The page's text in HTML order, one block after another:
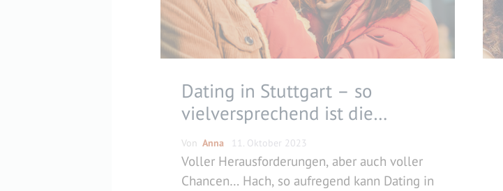
Dating in Stuttgart – so
vielversprechend ist die
Metropole für heiße Dates und
Seelenverwandtschaften
Von Anna 11. Oktober 2023
Voller Herausforderungen, aber auch voller
Chancen… Hach, so aufregend kann Dating in